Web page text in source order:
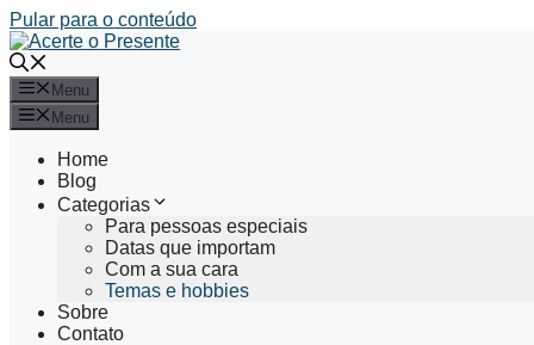
Pular para o conteúdo
Menu
Menu
Home
Blog
Categorias
Para pessoas especiais
Datas que importam
Com a sua cara
Temas e hobbies
Sobre
Contato